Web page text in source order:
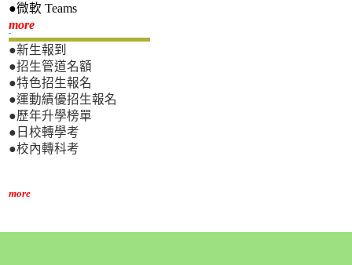
●微軟 Teams
more新生專區
●新生報到
●招生管道名額
●特色招生報名
●運動績優招生報名
●歷年升學榜單
●日校轉學考
●校內轉科考
more